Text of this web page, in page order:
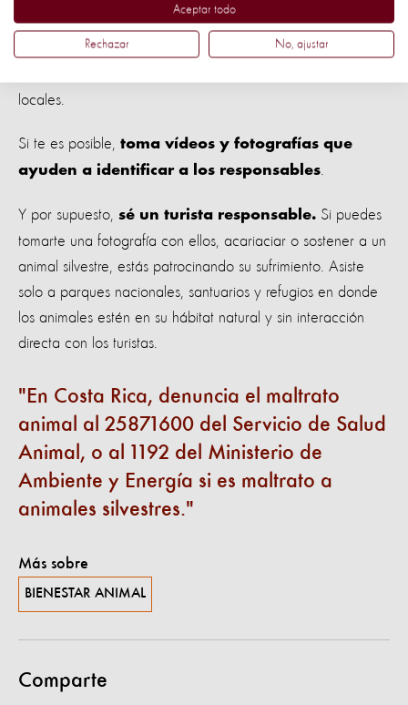
Seamos conscientes: alcemos la voz cuando seamos
testigos de actos de crueldad contra un animal.
locales.
Si te es posible, toma vídeos y fotografías que
ayuden a identificar a los responsables
Y por supuesto, sé un turista responsable. Si puedes
tomarte una fotografía con ellos, acariaciar o sostener a un
animal silvestre, estás patrocinando su sufrimiento. Asiste
solo a parques nacionales, santuarios y refugios en donde
los animales estén en su hábitat natural y sin interacción
directa con los turistas.
En Costa Rica, denuncia el maltrato
animal al 25871600 del Servicio de Salud
Animal, o al 1192 del Ministerio de
Ambiente y Energía si es maltrato a
animales silvestres.
Más sobre
BIENESTAR ANIMAL
Comparte
Aceptar todo
Rechazar No, ajustar